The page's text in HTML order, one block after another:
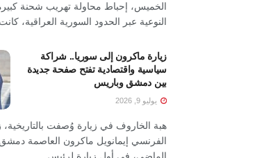
الخميس، إحباط محاولة تهريب شحنة
النوعية عبر الحدود السورية العراقية،
زيارة ماكرون إلى سوريا.. شراكة
سياسية واقتصادية تفتح صفحة جديدة
بين دمشق وباريس
يوليو 9, 2026
هبة الخاروف في زيارة وُصفت بالتاريخية،
الفرنسي إيمانويل ماكرون العاصمة دمشق